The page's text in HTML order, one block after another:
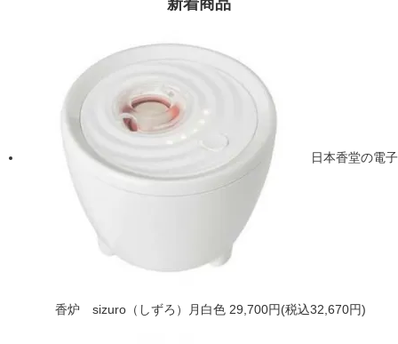
日本香堂の電子
香炉 sizuro（しずろ）月白色 29,700円(税込32,670円)